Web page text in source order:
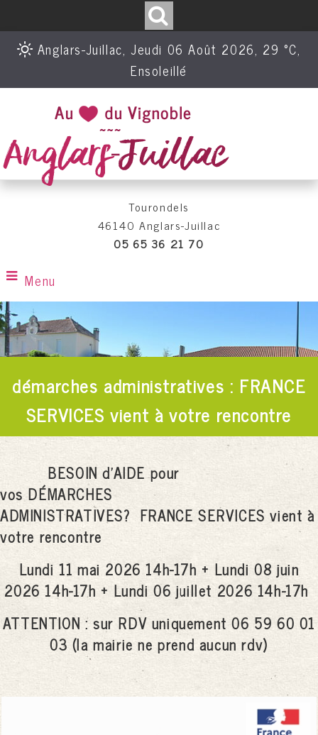
Anglars-Juillac, Jeudi 06 Août 2026, 29 °C,
Ensoleillé
Tourondels
46140 Anglars-Juillac
05 65 36 21 70
Menu
démarches administratives : FRANCE
SERVICES vient à votre rencontre
BESOIN d'AIDE pour
vos DÉMARCHES
ADMINISTRATIVES? FRANCE SERVICES vient à
votre rencontre
Lundi 11 mai 2026 14h-17h + Lundi 08 juin
2026 14h-17h + Lundi 06 juillet 2026 14h-17h
ATTENTION : sur RDV uniquement 06 59 60 01
03 (la mairie ne prend aucun rdv)